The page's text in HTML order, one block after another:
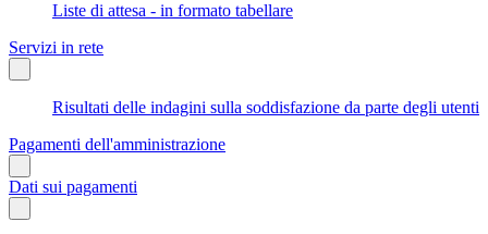
Liste di attesa - in formato tabellare
Servizi in rete
Risultati delle indagini sulla soddisfazione da parte degli utenti
Pagamenti dell'amministrazione
Dati sui pagamenti